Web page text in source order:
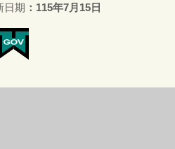
日期 115年7月15日